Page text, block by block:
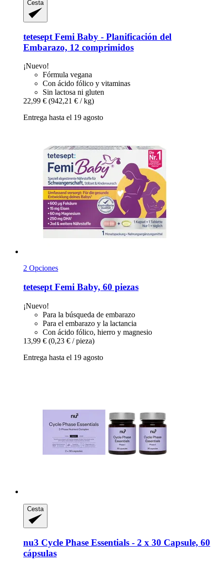
Cesta
tetesept Femi Baby -​ Planificación del
Embarazo, 12 comprimidos
¡Nuevo!
Fórmula vegana
Con ácido fólico y vitaminas
Sin lactosa ni gluten
22,99 € (942,21 € / kg)
Entrega hasta el 19 agosto
2 Opciones
tetesept Femi Baby, 60 piezas
¡Nuevo!
Para la búsqueda de embarazo
Para el embarazo y la lactancia
Con ácido fólico, hierro y magnesio
13,99 € (0,23 € / pieza)
Entrega hasta el 19 agosto
Cesta
nu3 Cycle Phase Essentials -​ 2 x 30 Capsule, 60
cápsulas